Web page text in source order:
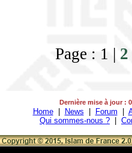
Page : 1 | 2
Dernière mise à jour :
Home| News | Forum |
Qui sommes-nous ? |